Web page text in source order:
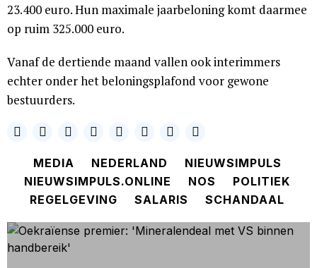
23.400 euro. Hun maximale jaarbeloning komt daarmee
op ruim 325.000 euro.
Vanaf de dertiende maand vallen ook interimmers
echter onder het beloningsplafond voor gewone
bestuurders.
MEDIA NEDERLAND
NIEUWSIMPULS
NIEUWSIMPULS.ONLINE
NOS
POLITIEK
REGELGEVING
SALARIS SCHANDAAL